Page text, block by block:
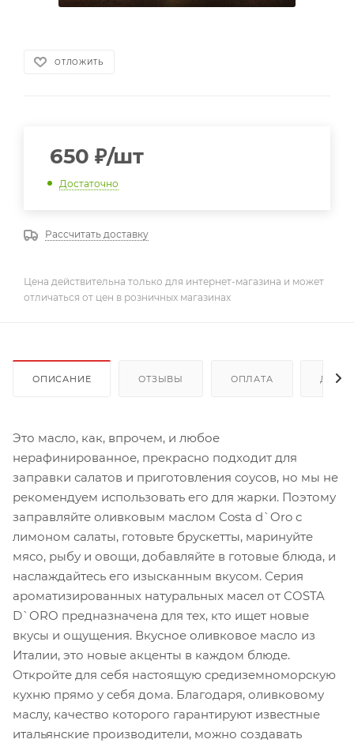
ОТЛОЖИТЬ
650 ₽/шт
Достаточно
Рассчитать доставку
Цена действительна только для интернет-магазина и может
отличаться от цен в розничных магазинах
ОПИСАНИЕ ОТЗЫВЫ ОПЛАТА
Это масло, как, впрочем, и любое
нерафинированное, прекрасно подходит для
заправки салатов и приготовления соусов, но мы не
рекомендуем использовать его для жарки. Поэтому
заправляйте оливковым маслом Costa d`Oro с
лимоном салаты, готовьте брускетты, маринуйте
мясо, рыбу и овощи, добавляйте в готовые блюда, и
наслаждайтесь его изысканным вкусом. Серия
ароматизированных натуральных масел от COSTA
D`ORO предназначена для тех, кто ищет новые
вкусы и ощущения. Вкусное оливковое масло из
Италии, это новые акценты в каждом блюде.
Откройте для себя настоящую средиземноморскую
кухню прямо у себя дома. Благодаря, оливковому
маслу, качество которого гарантируют известные
итальянские производители, можно создавать